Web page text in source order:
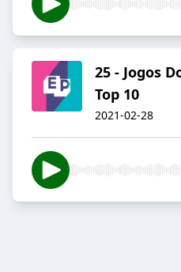
25 - Jogos
Top 10
2021-02-28